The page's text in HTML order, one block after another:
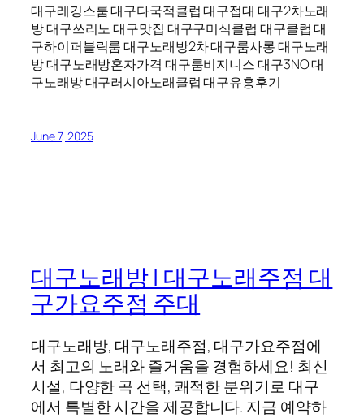
대구레깅스룸 대구다국적클럽 대구접대 대구2차노래
방 대구쓰리노 대구맛집 대구구미식클럽 대구클럽 대
구하이퍼블릭룸 대구노래방2차 대구룸사롱 대구노래
방 대구노래방혼자가격 대구룸비지니스 대구3NO 대
구노래방 대구러시아노래클럽 대구유흥후기
June 7, 2025
대구노래방 | 대구노래주점 대
구가요주점 주대
대구노래방, 대구노래주점, 대구가요주점에
서 최고의 노래와 즐거움을 경험하세요! 최신
시설, 다양한 곡 선택, 쾌적한 분위기로 대구
에서 특별한 시간을 제공합니다. 지금 예약하